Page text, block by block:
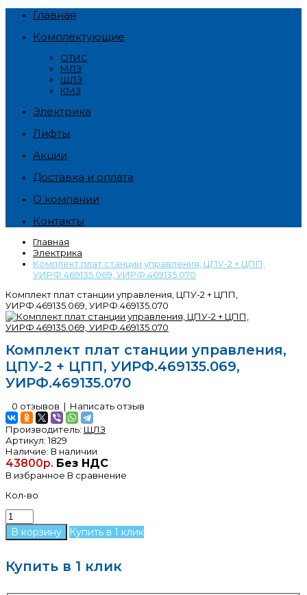
Главная
Комплектующие
ОТИС
МЛЗ
ЩЛЗ
КМЗ
Электрика
Лифты
Акции
Доставка и оплата
О компании
Контакты
Главная
Электрика
Комплект плат станции управления, ЦПУ-2 + ЦПП,
УИРФ.469135.069, УИРФ.469135.070
Комплект плат станции управления, ЦПУ-2 + ЦПП,
УИРФ.469135.069, УИРФ.469135.070
Комплект плат станции управления,
ЦПУ-2 + ЦПП, УИРФ.469135.069,
УИРФ.469135.070
0 отзывов | Написать отзыв
Производитель: ЩЛЗ
Артикул:1829
Наличие: В наличии
43800р. Без НДС
В избранное В сравнение
Кол-во
Купить в 1 клик
Купить в 1 клик